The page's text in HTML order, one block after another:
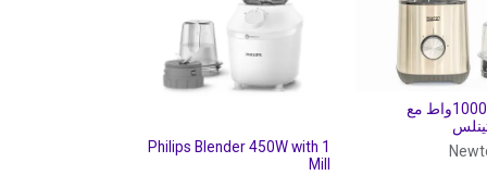
نيوتن خلاط 1000واط مع
Philips Blender 450W with 1
Mill